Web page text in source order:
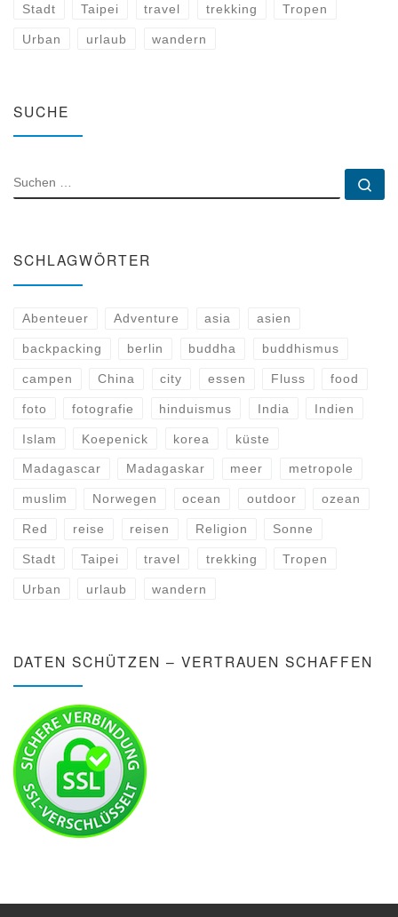
Stadt Taipei travel trekking Tropen
Urban urlaub wandern
SUCHE
SUCHE
SCHLAGWÖRTER
Abenteuer Adventure asia asien
backpacking berlin buddha buddhismus
campen China city essen Fluss food
foto fotografie hinduismus India Indien
Islam Koepenick korea küste
Madagascar Madagaskar meer metropole
muslim Norwegen ocean outdoor ozean
Red reise reisen Religion Sonne
Stadt Taipei travel trekking Tropen
Urban urlaub wandern
DATEN SCHÜTZEN – VERTRAUEN SCHAFFEN